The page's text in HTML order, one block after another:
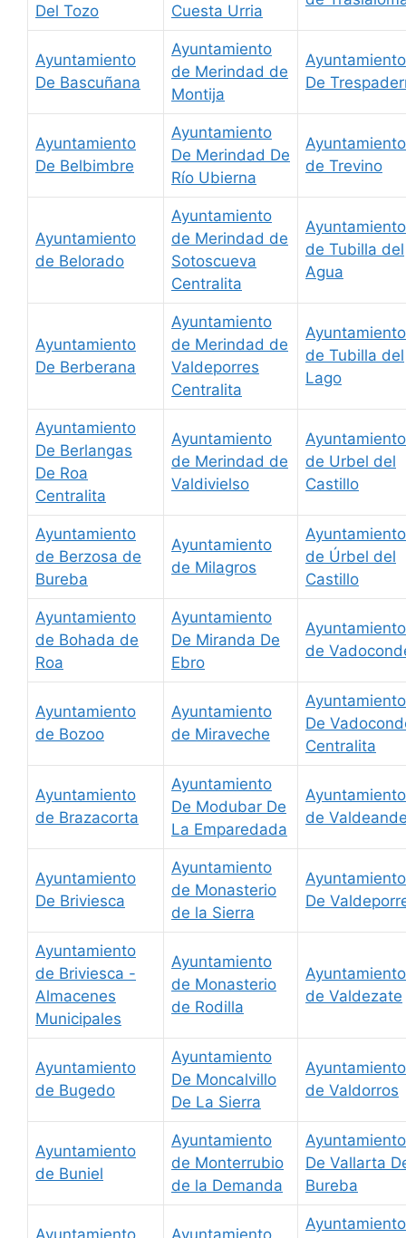
Del Tozo Cuesta Urria
Ayuntamiento
De Bascuñana
Ayuntamiento
de Merindad de
Montija
Ayuntamiento
De
Ayuntamiento
De Belbimbre
Ayuntamiento
De Merindad De
Río Ubierna
Ayuntamiento
de Trevino
Ayuntamiento
de Belorado
Ayuntamiento
de Merindad de
Sotoscueva
Centralita
Ayuntamiento
de Tubilla del
Agua
Ayuntamiento
De Berberana
Ayuntamiento
de Merindad de
Valdeporres
Centralita
Ayuntamiento
de Tubilla del
Lago
Ayuntamiento
De Berlangas
De Roa
Centralita
Ayuntamiento
de Merindad de
Valdivielso
Ayuntamiento
de Urbel del
Castillo
Ayuntamiento
de Berzosa de
Bureba
Ayuntamiento
de Milagros
Ayuntamiento
de Úrbel del
Castillo
Ayuntamiento
de Bohada de
Roa
Ayuntamiento
De Miranda De
Ebro
Ayuntamiento
de
Ayuntamiento
de Bozoo
Ayuntamiento
de Miraveche
Ayuntamiento
De
Centralita
Ayuntamiento
de Brazacorta
Ayuntamiento
De Modubar De
La Emparedada
Ayuntamiento
de
Ayuntamiento
De Briviesca
Ayuntamiento
de Monasterio
de la Sierra
Ayuntamiento
De
Ayuntamiento
de Briviesca -
Almacenes
Municipales
Ayuntamiento
de Monasterio
de Rodilla
Ayuntamiento
de Valdezate
Ayuntamiento
de Bugedo
Ayuntamiento
De Moncalvillo
De La Sierra
Ayuntamiento
de Valdorros
Ayuntamiento
de Buniel
Ayuntamiento
de Monterrubio
de la Demanda
Ayuntamiento
De Vallarta
Bureba
Ayuntamiento